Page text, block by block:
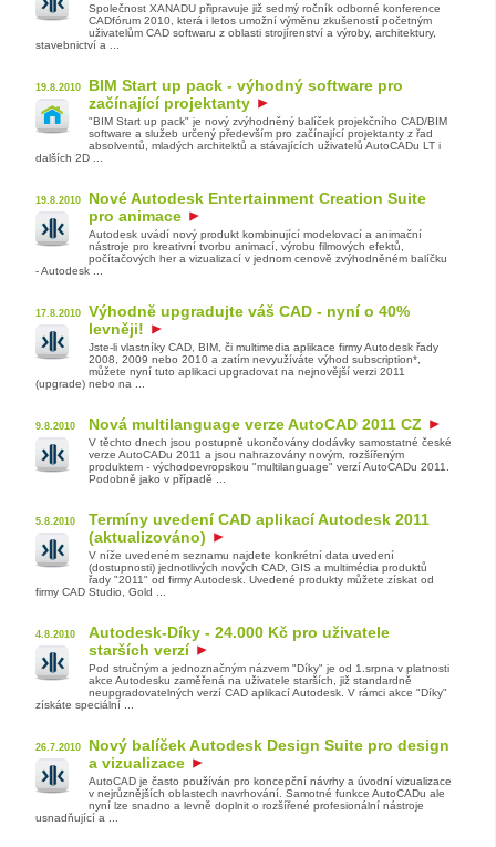
Společnost XANADU připravuje již sedmý ročník odborné konference
CADfórum 2010, která i letos umožní výměnu zkušeností početným
uživatelům CAD softwaru z oblasti strojírenství a výroby, architektury,
stavebnictví a ...
19.8.2010
BIM Start up pack - výhodný software pro
začínající projektanty
"BIM Start up pack" je nový zvýhodněný balíček projekčního CAD/BIM
software a služeb určený především pro začínající projektanty z řad
absolventů, mladých architektů a stávajících uživatelů AutoCADu LT i
dalších 2D ...
19.8.2010
Nové Autodesk Entertainment Creation Suite
pro animace
Autodesk uvádí nový produkt kombinující modelovací a animační
nástroje pro kreativní tvorbu animací, výrobu filmových efektů,
počítačových her a vizualizací v jednom cenově zvýhodněném balíčku
- Autodesk ...
17.8.2010
Výhodně upgradujte váš CAD - nyní o 40%
levněji!
Jste-li vlastníky CAD, BIM, či multimedia aplikace firmy Autodesk řady
2008, 2009 nebo 2010 a zatím nevyužíváte výhod subscription*,
můžete nyní tuto aplikaci upgradovat na nejnovější verzi 2011
(upgrade) nebo na ...
9.8.2010 Nová multilanguage verze AutoCAD 2011 CZ
V těchto dnech jsou postupně ukončovány dodávky samostatné české
verze AutoCADu 2011 a jsou nahrazovány novým, rozšířeným
produktem - východoevropskou "multilanguage" verzí AutoCADu 2011.
Podobně jako v případě ...
5.8.2010
Termíny uvedení CAD aplikací Autodesk 2011
(aktualizováno)
V níže uvedeném seznamu najdete konkrétní data uvedení
(dostupnosti) jednotlivých nových CAD, GIS a multimédia produktů
řady "2011" od firmy Autodesk. Uvedené produkty můžete získat od
firmy CAD Studio, Gold ...
4.8.2010
Autodesk-Díky - 24.000 Kč pro uživatele
starších verzí
Pod stručným a jednoznačným názvem "Díky" je od 1.srpna v platnosti
akce Autodesku zaměřená na uživatele starších, již standardně
neupgradovatelných verzí CAD aplikací Autodesk. V rámci akce "Díky"
získáte speciální ...
26.7.2010
Nový balíček Autodesk Design Suite pro design
a vizualizace
AutoCAD je často používán pro koncepční návrhy a úvodní vizualizace
v nejrůznějších oblastech navrhování. Samotné funkce AutoCADu ale
nyní lze snadno a levně doplnit o rozšířené profesionální nástroje
usnadňující a ...